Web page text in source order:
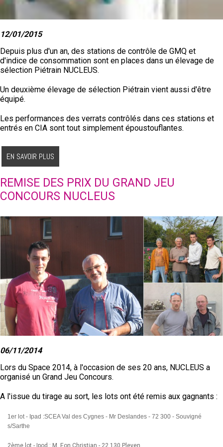
12/01/2015
Depuis plus d'un an, des stations de contrôle de GMQ et
d'indice de consommation sont en places dans un élevage de
sélection Piétrain NUCLEUS.
Un deuxième élevage de sélection Piétrain vient aussi d'être
équipé.
Les performances des verrats contrôlés dans ces stations et
entrés en CIA sont tout simplement époustouflantes.
En moyenne, l'âge à 100 kg des verrats est inférieur à 131 jours,
soit 4 mois et 11 jours.
Leur indice de consommation durant la phase de contrôle
(phase d'engraissement) est inférieur à 2,25.
EN SAVOIR PLUS
REMISE DES PRIX DU GRAND JEU
CONCOURS NUCLEUS
06/11/2014
Lors du Space 2014, à l'occasion de ses 20 ans, NUCLEUS a
organisé un Grand Jeu Concours.
A l'issue du tirage au sort, les lots ont été remis aux gagnants :
1er lot - Ipad :SCEA Val des Cygnes - Mr Deslandes - 72 300 - Souvigné
s/Sarthe
2ème lot - Ipod : M. Eon Christian - 22 130 Pleven